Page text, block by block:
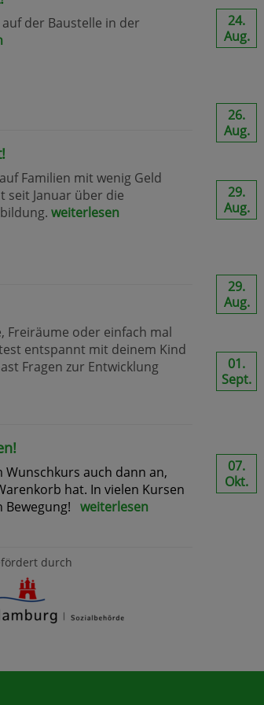
der Baustelle in der
Familien mit wenig Geld
seit Januar über die
weiterlesen
Freiräume oder einfach mal
entspannt mit deinem Kind
Fragen zur Entwicklung
Wunschkurs auch dann an,
hat. In vielen Kursen
weiterlesen
24.
Aug.
26.
Aug.
29.
Aug.
29.
Aug.
01.
Sept.
07.
Okt.
durch